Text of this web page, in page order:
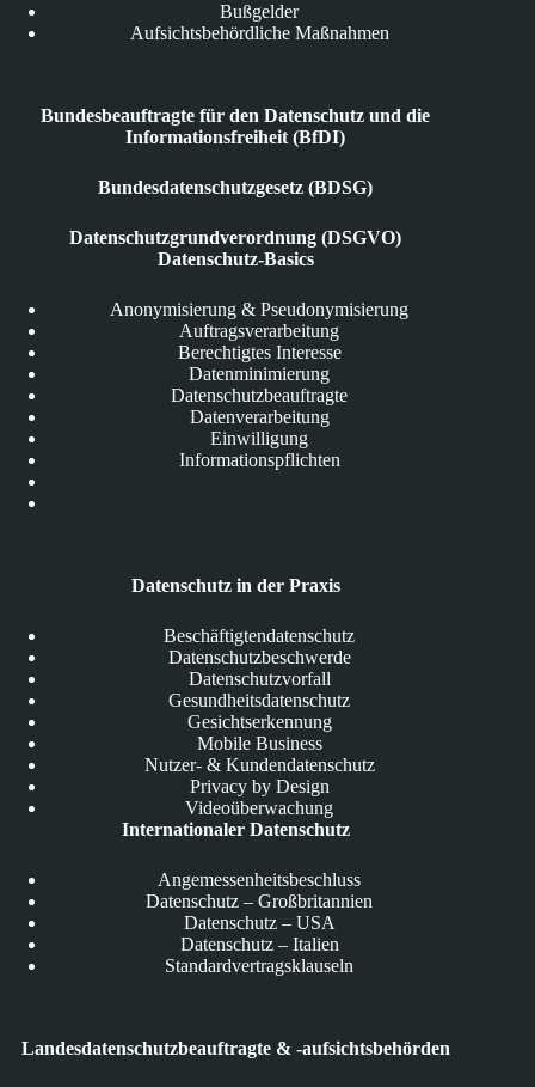
Bußgelder
Aufsichtsbehördliche Maßnahmen
Bundesbeauftragte für den Datenschutz und die
Informationsfreiheit (BfDI)
Bundesdatenschutzgesetz (BDSG)
Datenschutzgrundverordnung (DSGVO)
Datenschutz-Basics
Anonymisierung & Pseudonymisierung
Auftragsverarbeitung
Berechtigtes Interesse
Datenminimierung
Datenschutzbeauftragte
Datenverarbeitung
Einwilligung
Informationspflichten
Datenschutz in der Praxis
Beschäftigtendatenschutz
Datenschutzbeschwerde
Datenschutzvorfall
Gesundheitsdatenschutz
Gesichtserkennung
Mobile Business
Nutzer- & Kundendatenschutz
Privacy by Design
Videoüberwachung
Internationaler Datenschutz
Angemessenheitsbeschluss
Datenschutz – Großbritannien
Datenschutz – USA
Datenschutz – Italien
Standardvertragsklauseln
Landesdatenschutzbeauftragte & -aufsichtsbehörden